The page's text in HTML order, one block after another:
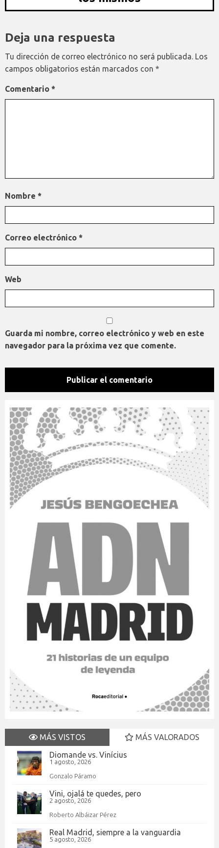
Deja una respuesta
Tu dirección de correo electrónico no será publicada. Los
campos obligatorios están marcados con *
Comentario *
Nombre *
Correo electrónico *
Web
Guarda mi nombre, correo electrónico y web en este
navegador para la próxima vez que comente.
MÁS VISTOS
MÁS VALORADOS
Diomande vs. Vinícius
1 agosto, 2026
Gonzalo Páramo
Vini, ojalá te quedes, pero
2 agosto, 2026
Roberto Albáizar Pérez
Real Madrid, siempre a la vanguardia
5 agosto, 2026